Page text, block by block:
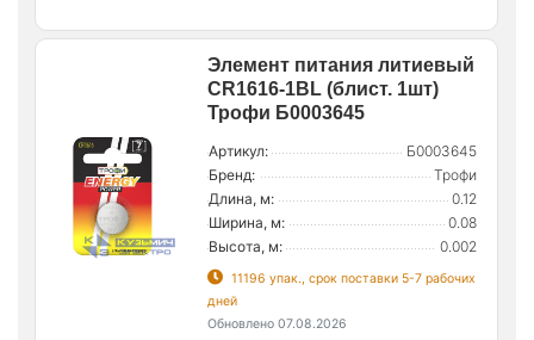
Элемент питания литиевый
CR1616-1BL (блист. 1шт)
Трофи Б0003645
Артикул:
Б0003645
Бренд:
Трофи
Длина, м:
0.12
Ширина, м:
0.08
Высота, м:
0.002
11196 упак., срок поставки 5-7 рабочих
дней
Обновлено 07.08.2026